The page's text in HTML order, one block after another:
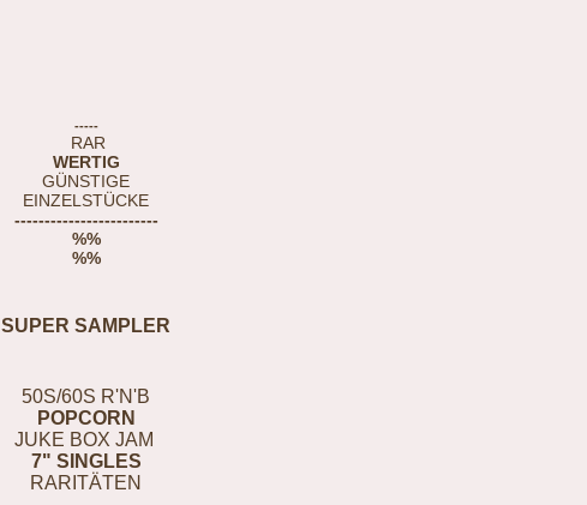
-----
RAR
WERTIG
GÜNSTIGE
EINZELSTÜCKE
------------------------
%%
%%
SUPER SAMPLER
50S/60S R'N'B
POPCORN
JUKE BOX JAM
7" SINGLES
RARITÄTEN